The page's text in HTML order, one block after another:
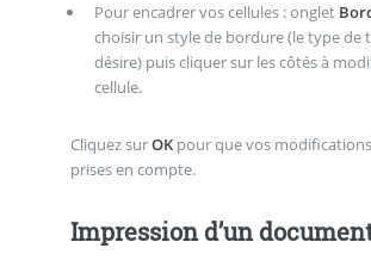
Pour encadrer vos cellules : onglet
choisir un style de bordure (le type de
désire) puis cliquer sur les côtés à
cellule.
Cliquez surOKpour que vos
prises en compte.
Impression d’un